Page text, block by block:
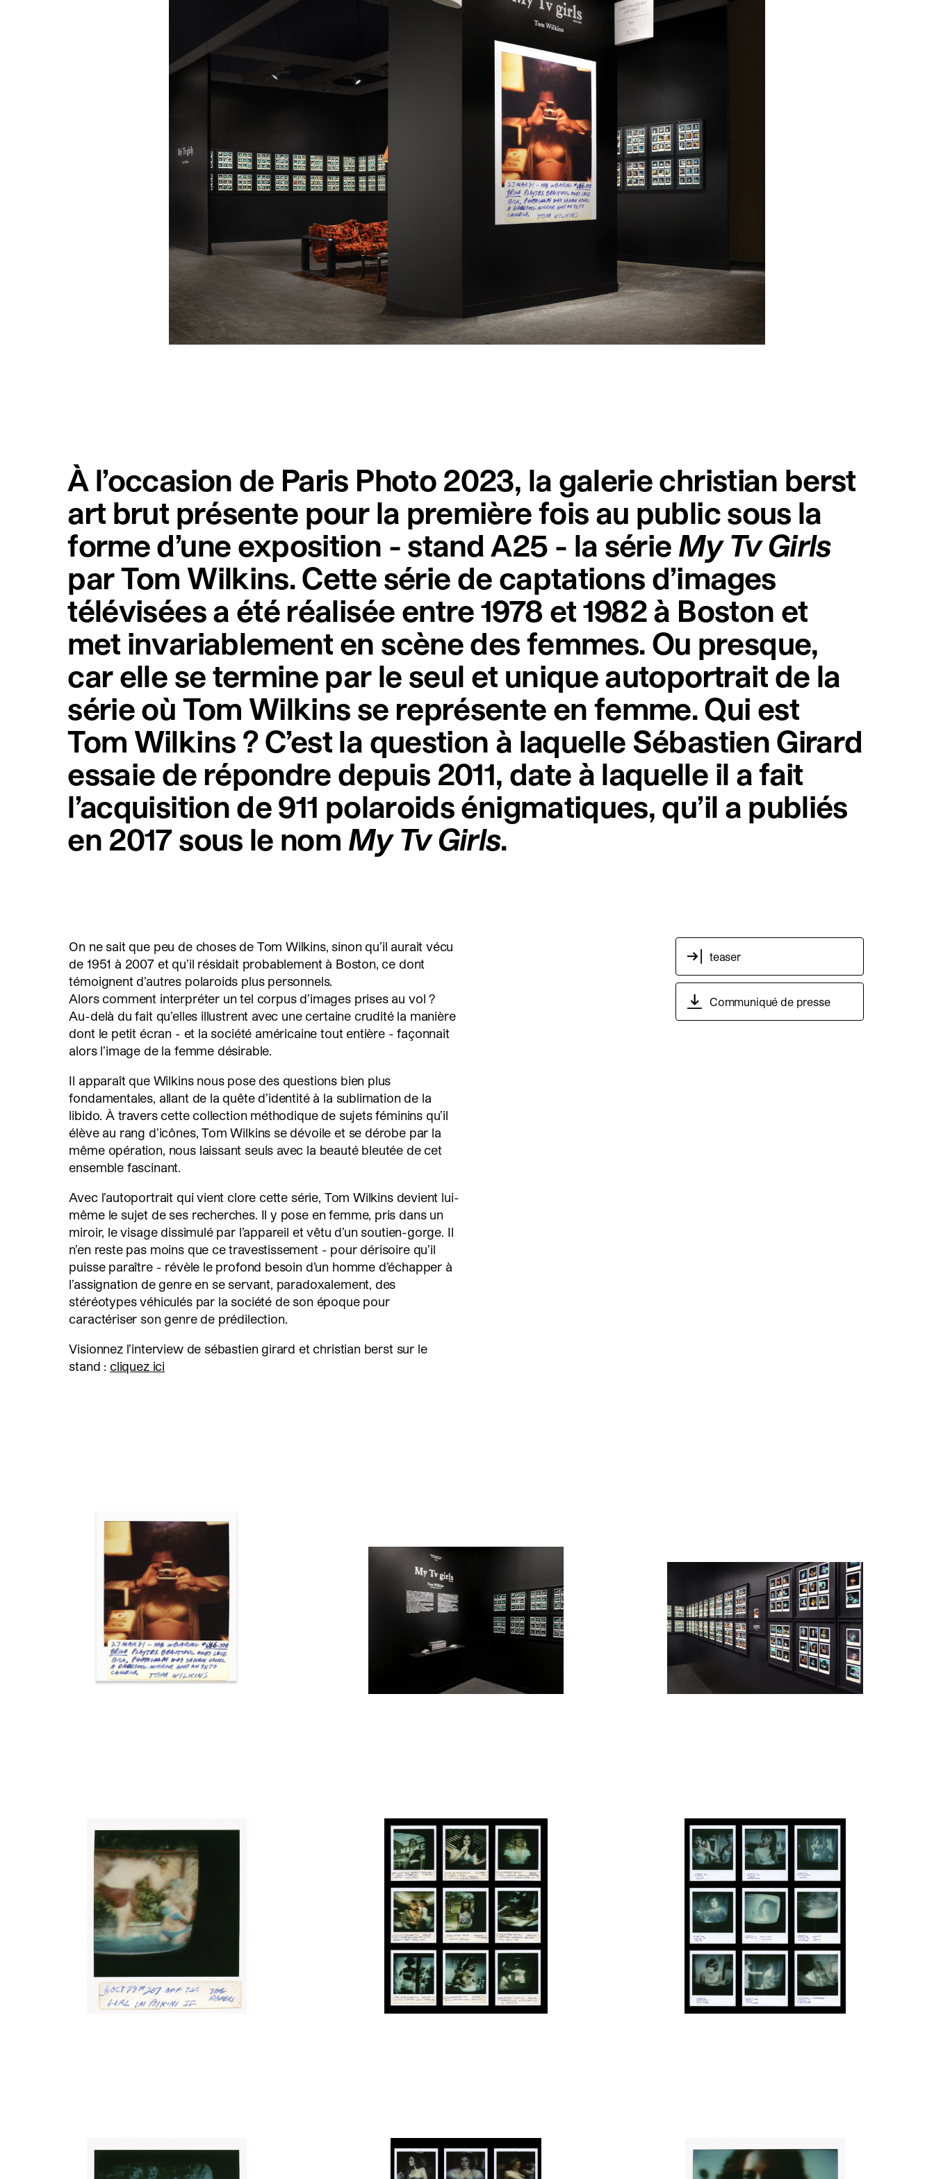
instagram facebook
À l’occasion de Paris Photo 2023, la galerie christian berst
art brut présente pour la première fois au public sous la
forme d’une exposition - stand A25 - la série My Tv Girls
par Tom Wilkins. Cette série de captations d’images
télévisées a été réalisée entre 1978 et 1982 à Boston et
met invariablement en scène des femmes. Ou presque,
car elle se termine par le seul et unique autoportrait de la
série où Tom Wilkins se représente en femme. Qui est
Tom Wilkins ? C’est la question à laquelle Sébastien Girard
essaie de répondre depuis 2011, date à laquelle il a fait
l’acquisition de 911 polaroids énigmatiques, qu’il a publiés
en 2017 sous le nom My Tv Girls.
On ne sait que peu de choses de Tom Wilkins, sinon qu’il aurait vécu
de 1951 à 2007 et qu’il résidait probablement à Boston, ce dont
témoignent d’autres polaroids plus personnels.
Alors comment interpréter un tel corpus d’images prises au vol ?
Au-delà du fait qu’elles illustrent avec une certaine crudité la manière
dont le petit écran - et la société américaine tout entière - façonnait
alors l’image de la femme désirable.
Il apparaît que Wilkins nous pose des questions bien plus
fondamentales, allant de la quête d’identité à la sublimation de la
libido. À travers cette collection méthodique de sujets féminins qu’il
élève au rang d’icônes, Tom Wilkins se dévoile et se dérobe par la
même opération, nous laissant seuls avec la beauté bleutée de cet
ensemble fascinant.
Avec l’autoportrait qui vient clore cette série, Tom Wilkins devient lui-
même le sujet de ses recherches. Il y pose en femme, pris dans un
miroir, le visage dissimulé par l’appareil et vêtu d’un soutien-gorge. Il
n’en reste pas moins que ce travestissement - pour dérisoire qu’il
puisse paraître - révèle le profond besoin d’un homme d’échapper à
l’assignation de genre en se servant, paradoxalement, des
stéréotypes véhiculés par la société de son époque pour
caractériser son genre de prédilection.
Visionnez l’interview de sébastien girard et christian berst sur le
stand : cliquez ici
teaser
Communiqué de presse